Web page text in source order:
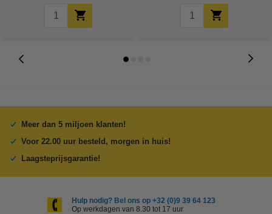
Meer dan 5 miljoen klanten!
Voor 22.00 uur besteld, morgen in huis!
Laagsteprijsgarantie!
Hulp nodig? Bel ons op +32 (0)9 39 64 123
Op werkdagen van 8.30 tot 17 uur